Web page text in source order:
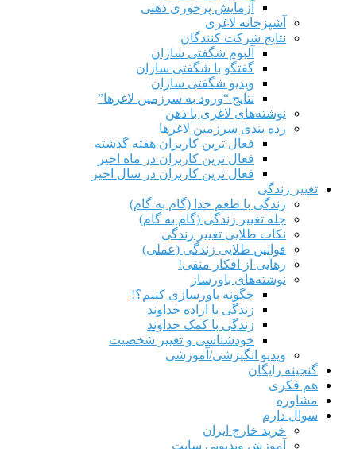
آزمایش پرخوری ذهنی
آشپزخانه لاغری
نتایج شرکت کنندگان
آلبوم شگفتی سازان
گفتگو با شگفتی سازان
ویدیو شگفتی سازان
نتایج “ورود به سرزمین لاغرها”
نوشته‌های لاغری با ذهن
رده بندی سرزمین لاغرها
فعال ترین کاربران هفته گذشته
فعال ترین کاربران در ماه اخیر
فعال ترین کاربران در سال اخیر
تغییر زندگی
زندگی با طعم خدا (گام به گام)
چله تغییر زندگی (گام به گام)
نکات طلایی تغییر زندگی
قوانین طلایی زندگی (عملی)
رهایی از افکار منفی!
نوشته‌های باورساز
چگونه باورسازی کنیم؟!
زندگی با اراده خداوند
زندگی با کمک خداوند
خودشناسی و تغییر شخصیت
ویدیو انگیزشی/آموزشی
گنجینه رایگان
هم‌ فکری
مشاوره
سوال دارم
خرید خارج ایران
آموزش ویدیویی سایت